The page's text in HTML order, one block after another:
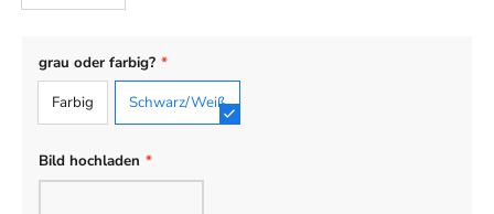
grau oder farbig? *
Farbig
Schwarz/Weiß
Bild hochladen *